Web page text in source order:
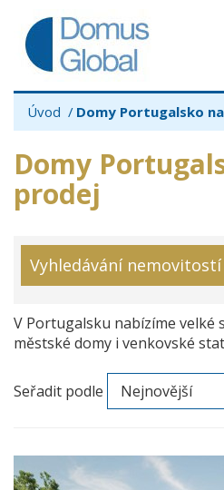
Úvod Domy Portugalsko
Domy
prodej
Vyhledávání nemovitostí
V Portugalsku nabízíme velké
městské domy i venkovské
Seřadit podle